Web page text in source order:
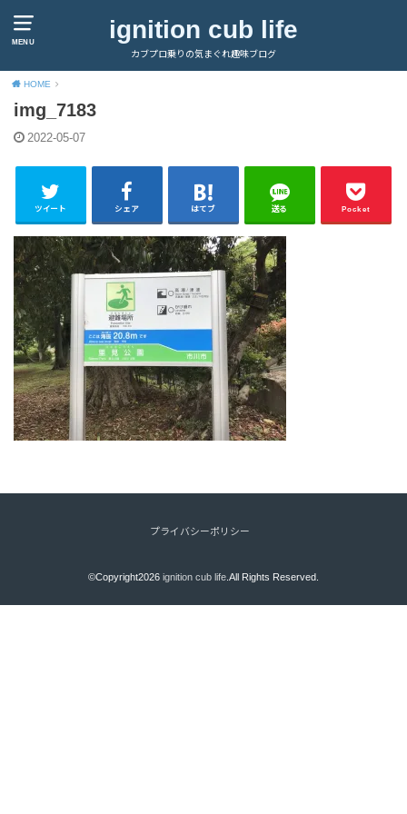
MENU ignition cub life
カブプロ乗りの気まぐれ趣味ブログ
HOME
img_7183
2022-05-07
ツイート シェア はてブ 送る Pocket
プライバシーポリシー
©Copyright2026 ignition cub life.All Rights Reserved.